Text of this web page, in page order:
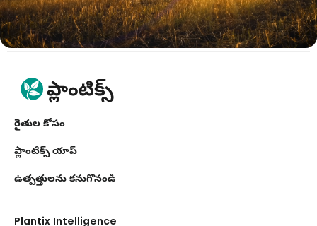
రైతుల కోసం
ప్లాంటిక్స్ యాప్
ఉత్పత్తులను కనుగొనండి
Plantix Intelligence